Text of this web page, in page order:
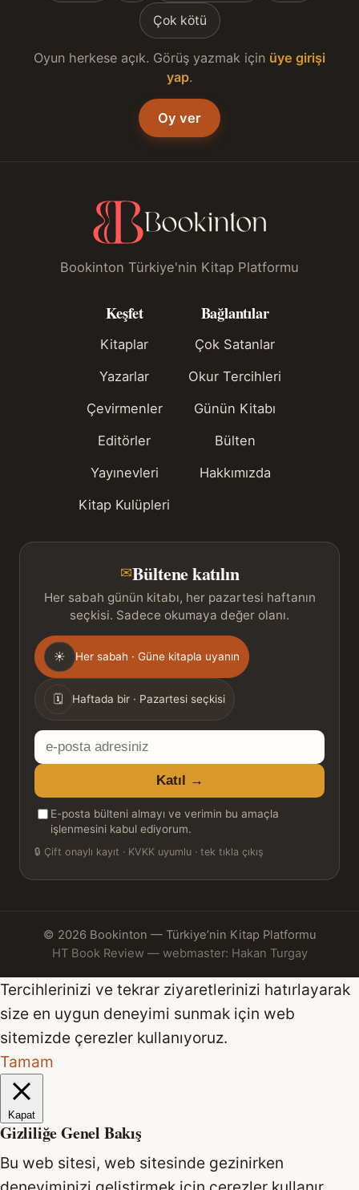
Çok kötü
Oyun herkese açık. Görüş yazmak için üye girişi
yap.
Oy ver
Bookinton Türkiye'nin Kitap Platformu
Keşfet
Kitaplar
Yazarlar
Çevirmenler
Editörler
Yayınevleri
Kitap Kulüpleri
Bağlantılar
Çok Satanlar
Okur Tercihleri
Günün Kitabı
Bülten
Hakkımızda
✉Bültene katılın
Her sabah günün kitabı, her pazartesi haftanın
seçkisi. Sadece okumaya değer olanı.
Gönderim
sıklığı
☀ Her sabah · Güne kitapla uyanın
🗓 Haftada bir · Pazartesi seçkisi
E-
posta
adresiniz
Katıl →
E-posta bülteni almayı ve verimin bu amaçla
işlenmesini kabul ediyorum.
🔒 Çift onaylı kayıt · KVKK uyumlu · tek tıkla çıkış
© 2026 Bookinton — Türkiye’nin Kitap Platformu
HT Book Review — webmaster: Hakan Turgay
Tercihlerinizi ve tekrar ziyaretlerinizi hatırlayarak
size en uygun deneyimi sunmak için web
sitemizde çerezler kullanıyoruz.
Tamam
Kapat
Gizliliğe Genel Bakış
Bu web sitesi, web sitesinde gezinirken